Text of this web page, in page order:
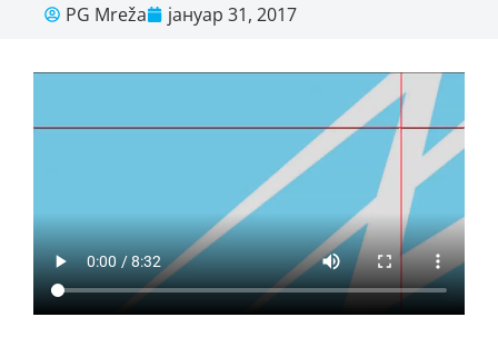
PG Mreža јануар 31, 2017